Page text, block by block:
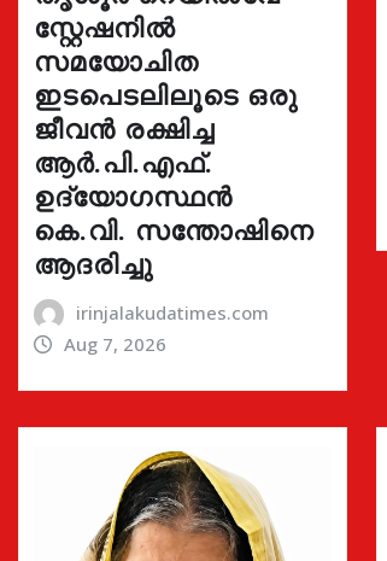
സ്റ്റേഷനിൽ
സമയോചിത
ഇടപെടലിലൂടെ ഒരു
ജീവൻ രക്ഷിച്ച
ആർ.പി.എഫ്.
ഉദ്യോഗസ്ഥൻ
കെ.വി. സന്തോഷിനെ
ആദരിച്ചു
irinjalakudatimes.com
Aug 7, 2026